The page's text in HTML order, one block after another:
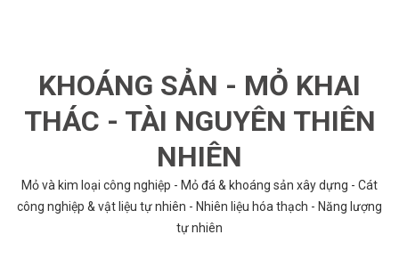
KHOÁNG SẢN - MỎ KHAI
THÁC - TÀI NGUYÊN THIÊN
NHIÊN
Mỏ và kim loại công nghiệp - Mỏ đá & khoáng sản xây dựng - Cát
công nghiệp & vật liệu tự nhiên - Nhiên liệu hóa thạch - Năng lượng
tự nhiên